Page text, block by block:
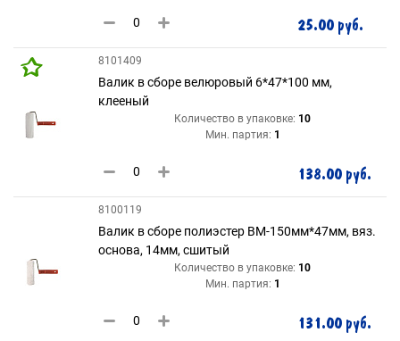
25.00 руб.
8101409
Валик в сборе велюровый 6*47*100 мм,
клееный
Количество в упаковке: 10
Мин. партия: 1
138.00 руб.
8100119
Валик в сборе полиэстер ВМ-150мм*47мм, вяз.
основа, 14мм, сшитый
Количество в упаковке: 10
Мин. партия: 1
131.00 руб.